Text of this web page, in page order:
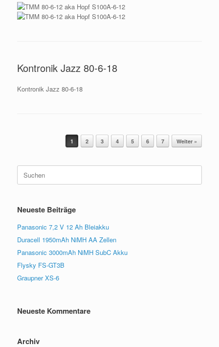
Kontronik Jazz 80-6-18
Kontronik Jazz 80-6-18
Beitragsnavigation1 2 3 4 5 6 7 Weiter »
Suchen
nach:
Neueste Beiträge
Panasonic 7,2 V 12 Ah Bleiakku
Duracell 1950mAh NiMH AA Zellen
Panasonic 3000mAh NiMH SubC Akku
Flysky FS-GT3B
Graupner XS-6
Neueste Kommentare
Archiv